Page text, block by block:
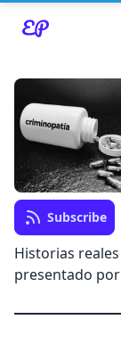
Read
Subscribe
Historias
presentado por